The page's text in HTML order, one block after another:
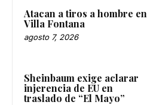
Atacan a tiros a hombre en
Villa Fontana
agosto 7, 2026
Sheinbaum exige aclarar
injerencia de EU en
traslado de “El Mayo”